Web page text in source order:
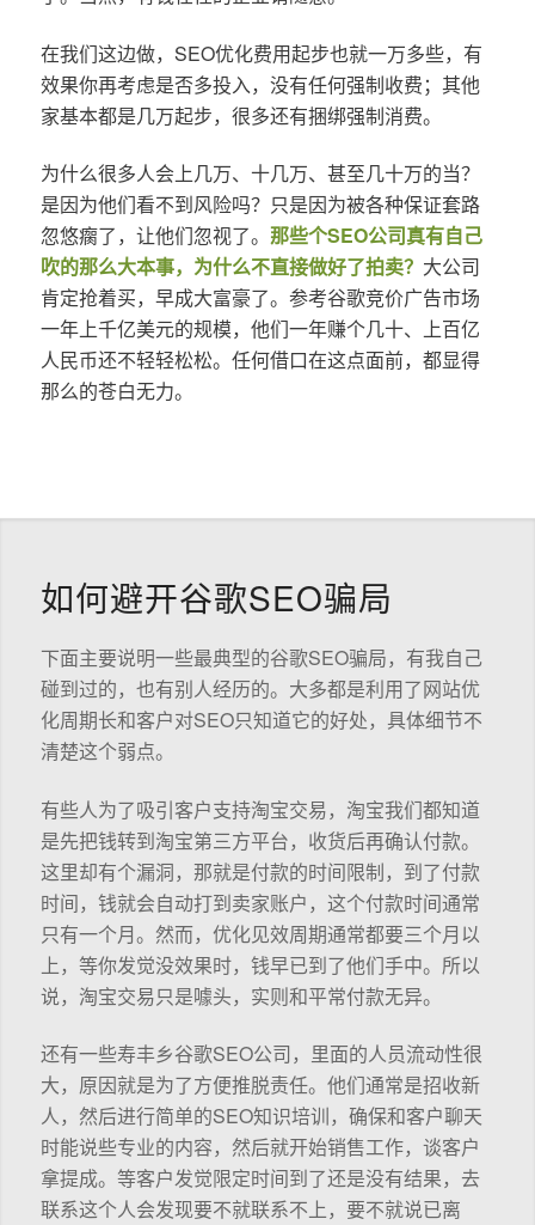
在我们这边做，SEO优化费用起步也就一万多些，有
效果你再考虑是否多投入，没有任何强制收费；其他
家基本都是几万起步，很多还有捆绑强制消费。
为什么很多人会上几万、十几万、甚至几十万的当？
是因为他们看不到风险吗？只是因为被各种保证套路
忽悠瘸了，让他们忽视了。 那些个SEO公司真有自己
吹的那么大本事，为什么不直接做好了拍卖？ 大公司
肯定抢着买，早成大富豪了。参考谷歌竞价广告市场
一年上千亿美元的规模，他们一年赚个几十、上百亿
人民币还不轻轻松松。任何借口在这点面前，都显得
那么的苍白无力。
如何避开谷歌SEO骗局
下面主要说明一些最典型的谷歌SEO骗局，有我自己
碰到过的，也有别人经历的。大多都是利用了网站优
化周期长和客户对SEO只知道它的好处，具体细节不
清楚这个弱点。
有些人为了吸引客户支持淘宝交易，淘宝我们都知道
是先把钱转到淘宝第三方平台，收货后再确认付款。
这里却有个漏洞，那就是付款的时间限制，到了付款
时间，钱就会自动打到卖家账户，这个付款时间通常
只有一个月。然而，优化见效周期通常都要三个月以
上，等你发觉没效果时，钱早已到了他们手中。所以
说，淘宝交易只是噱头，实则和平常付款无异。
还有一些寿丰乡谷歌SEO公司，里面的人员流动性很
大，原因就是为了方便推脱责任。他们通常是招收新
人，然后进行简单的SEO知识培训，确保和客户聊天
时能说些专业的内容，然后就开始销售工作，谈客户
拿提成。等客户发觉限定时间到了还是没有结果，去
联系这个人会发现要不就联系不上，要不就说已离